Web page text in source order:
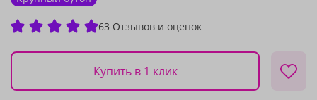
63 Отзывов и оценок
Купить в 1 клик